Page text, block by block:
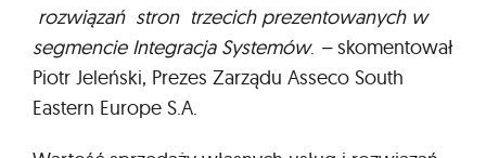
rozwiązań stron trzecich prezentowanych w
segmencie Integracja Systemów. –skomentował
Piotr Jeleński, Prezes Zarządu Asseco South
Eastern Europe S.A.